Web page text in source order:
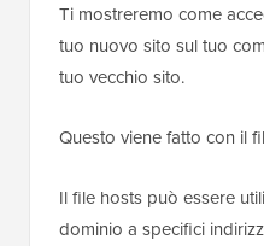
Ti mostreremo come
tuo nuovo sito sul tuo
tuo vecchio sito.
Questo viene fatto con il
Il file hosts può essere
dominio a specifici